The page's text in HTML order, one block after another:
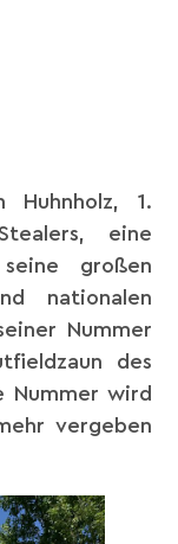
Huhnholz, 1.
eine
großen
nationalen
Nummer
des
Nummer wird
vergeben